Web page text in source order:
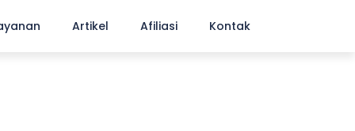
Artikel Afiliasi Kontak